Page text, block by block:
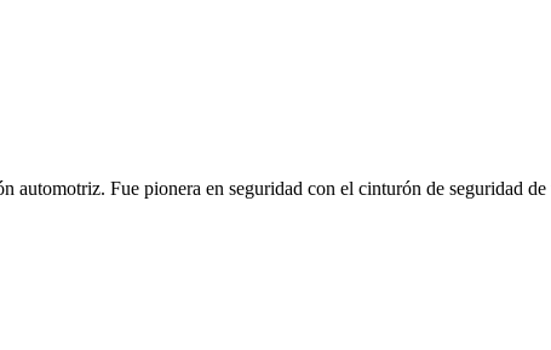
Fue pionera en seguridad con el cinturón de seguridad de